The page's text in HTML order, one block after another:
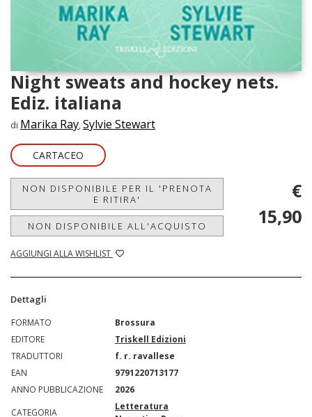
Night sweats and hockey nets.
Ediz. italiana
di Marika Ray, Sylvie Stewart
CARTACEO
NON DISPONIBILE PER IL 'PRENOTA
E RITIRA'
NON DISPONIBILE ALL'ACQUISTO
AGGIUNGI ALLA WISHLIST
€
15,90
Dettagli
FORMATO
Brossura
EDITORE
Triskell Edizioni
TRADUTTORI
f. r. ravallese
EAN
9791220713177
ANNO PUBBLICAZIONE
2026
CATEGORIA
Letteratura